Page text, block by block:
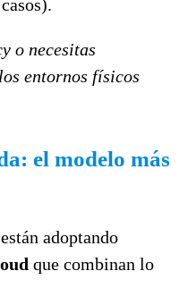
o necesitas
entornos físicos
el modelo más
adoptando
que combinan lo